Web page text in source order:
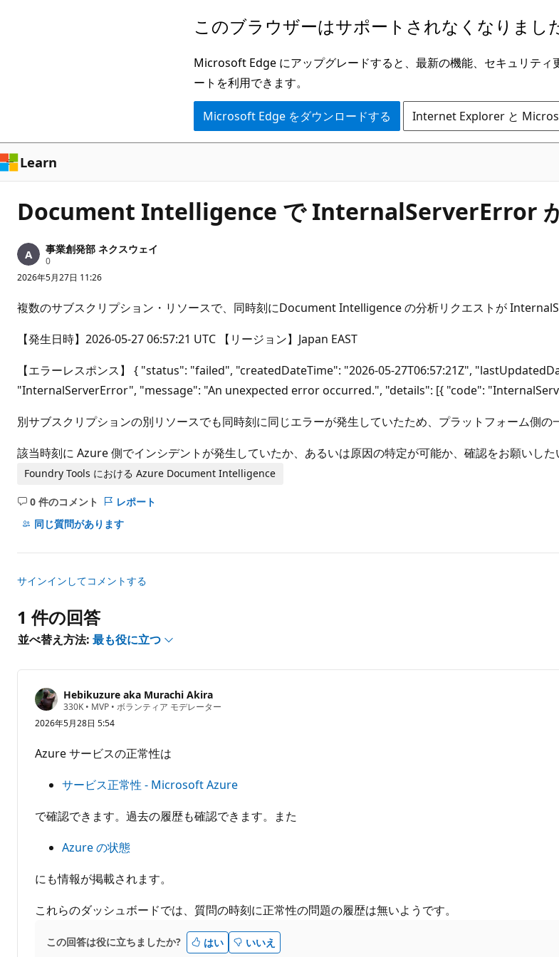
ン
ツ
に
ス
キ
プ
このブラウザーはサポートされなくなりまし
Microsoft Edge にアップグレードすると、最新の機能、セキュリティ
ートを利用できます。
Microsoft Edge をダウンロードする Internet Explorer と
Learn
Document Intelligence で InternalServerError が
事業創発部 ネクスウェイ
0評
価
の
イ
ン
2026年5月27日 11:26
複数のサブスクリプション・リソースで、同時刻にDocument Intelligence の分析リクエストが
【発生日時】2026-05-27 06:57:21 UTC 【リージョン】Japan EAST
【エラーレスポンス】 { "status": "failed", "createdDateTime": "2026-05-27T06:57:21Z",
"InternalServerError", "message": "An unexpected error occurred.", "details": [{ "code":
別サブスクリプションの別リソースでも同時刻に同じエラーが発生していたため、プラットフォーム側の
該当時刻に Azure 側でインシデントが発生していたか、あるいは原因の特定が可能か、確認をお願いした
Foundry Tools における Azure Document Intelligence
0 件のコメント
コ
メ
ト
あ
ま
せ
ん
レポート
同じ質問があります
サインインしてコメントする
1 件の回答
並べ替え方法: 最も役に立つ
Hebikuzure aka Murachi Akira
330K 評
価
の
• MVP • ボランティア モデレーター
2026年5月28日 5:54
Azure サービスの正常性は
サービス正常性 - Microsoft Azure
で確認できます。過去の履歴も確認できます。また
Azure の状態
にも情報が掲載されます。
これらのダッシュボードでは、質問の時刻に正常性の問題の履歴は無いようです。
この回答は役に立ちましたか? はい いいえ